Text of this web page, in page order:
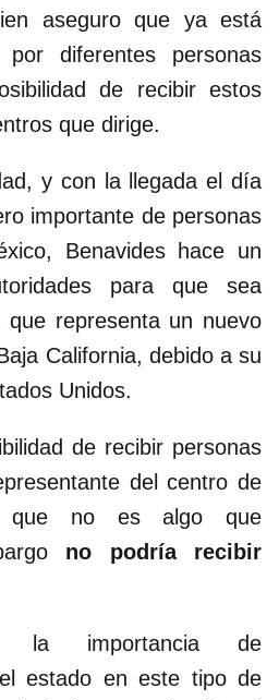
aseguro que ya está
por diferentes personas
de recibir estos
que dirige.
y con la llegada el día
importante de personas
Benavides hace un
para que sea
representa un nuevo
California, debido a su
Unidos.
de recibir personas
del centro de
que no es algo que
no podría recibir
la importancia de
estado en este tipo de